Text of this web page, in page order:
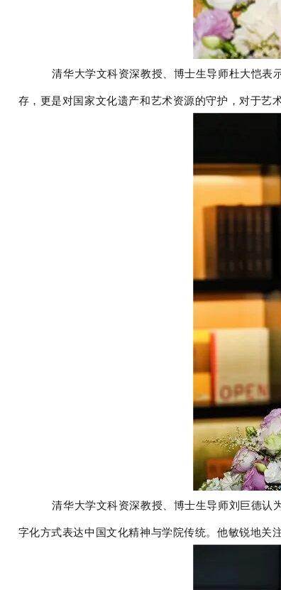
清华大学文科资深教授、博士生导师杜大恺表
存，更是对国家文化遗产和艺术资源的守护，对于艺
清华大学文科资深教授、博士生导师刘巨德认
字化方式表达中国文化精神与学院传统。他敏锐地关